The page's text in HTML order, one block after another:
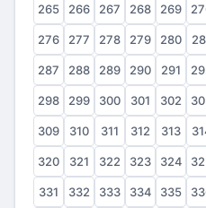
265 266 267 268 269
276 277 278 279 280
287 288 289 290 291
298 299 300 301 302
309 310 311 312 313
320 321 322 323 324
331 332 333 334 335